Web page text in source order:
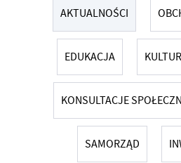
AKTUALNOŚCI
EDUKACJA
KONSULTACJE
SAMORZĄD